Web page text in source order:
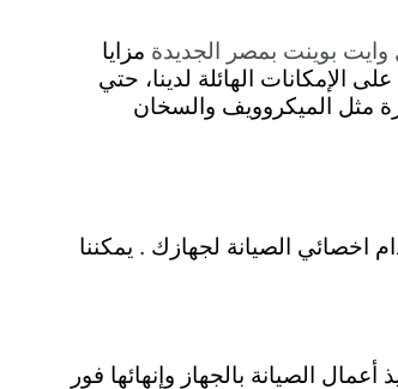
وايت بوينت بمصر الجديدة مزايا
الإمكانات الهائلة لدينا، حتي
مثل الميكروويف والسخان
اخصائي الصيانة لجهازك . يمكننا
وإنهائها فور